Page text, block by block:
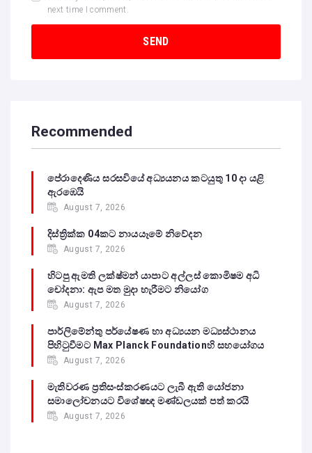
next time I comment.
Recommended
පේරාදෙණිය සරසවියේ අධ්‍යයනය කටයුතු 10 දා යළි
ඇරඹෙයි
August 7, 2026
දිස්ත්‍රික්ක 04කට නායයෑමේ නිවේදන
August 7, 2026
හිටපු ඇමති ලක්ෂ්මන් යාපාට අල්ලස් කොමිෂම අධි
චෝදනා: ඇප මත මුදා හැරීමට නියෝග
August 7, 2026
පාර්ලිමේන්තු පර්යේෂණ හා අධ්‍යයන මධ්‍යස්ථානය
පිහිටුවීමට Max Planck Foundationහි සහයෝගය
August 7, 2026
මැතිවරණ ප්‍රතිසංස්කරණයට ලැබී ඇති යෝජනා
සමාලෝචනයට විශේෂඥ මණ්ඩලයක් පත් කරයි
August 7, 2026